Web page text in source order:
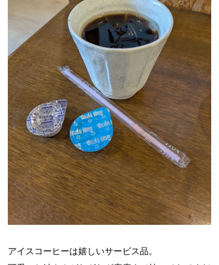
アイスコーヒーは嬉しいサービス品。